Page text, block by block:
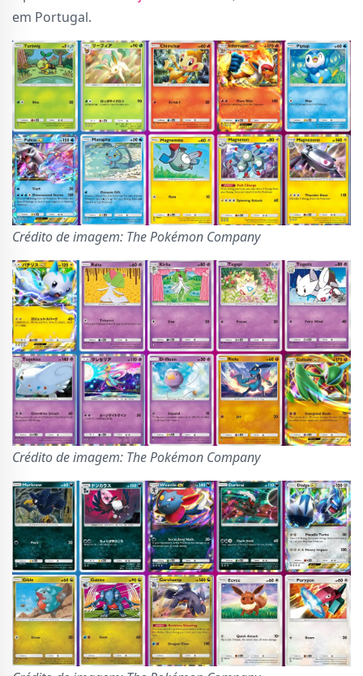
em Portugal.
Crédito de imagem: The Pokémon Company
Crédito de imagem: The Pokémon Company